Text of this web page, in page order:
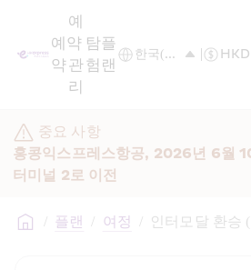
예
약
예
약
관
리
탐
험
플
랜
중요 사항
홍콩익스프레스항공, 2026년 6월
터미널 2로 이전
/ 플랜 / 여정 / 인터모달 환승